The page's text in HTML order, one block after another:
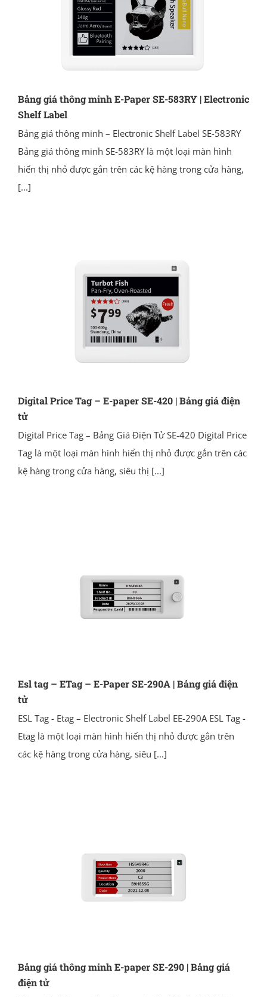
Bảng giá thông minh E-Paper SE-583RY | Electronic
Shelf Label
Bảng giá thông minh – Electronic Shelf Label SE-583RY
Bảng giá thông minh SE-583RY là một loại màn hình
hiển thị nhỏ được gắn trên các kệ hàng trong cửa hàng,
[...]
Digital Price Tag – E-paper SE-420 | Bảng giá điện
tử
Digital Price Tag – Bảng Giá Điện Tử SE-420 Digital Price
Tag là một loại màn hình hiển thị nhỏ được gắn trên các
kệ hàng trong cửa hàng, siêu thị [...]
Esl tag – ETag – E-Paper SE-290A | Bảng giá điện
tử
ESL Tag - Etag – Electronic Shelf Label EE-290A ESL Tag -
Etag là một loại màn hình hiển thị nhỏ được gắn trên
các kệ hàng trong cửa hàng, siêu [...]
Bảng giá thông minh E-paper SE-290 | Bảng giá
điện tử